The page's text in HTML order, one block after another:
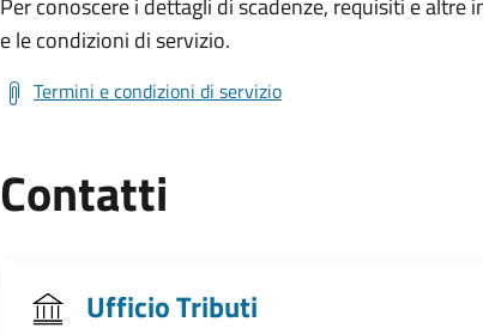
Per conoscere i dettagli di scadenze, requisiti e
e le condizioni di servizio.
Termini e condizioni di servizio
Contatti
Ufficio Tributi